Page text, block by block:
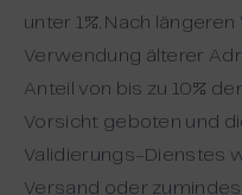
unter 1%. Nach
Verwendung älterer
Anteil von bis zu 10%
Vorsicht geboten und
Validierungs-Dienstes
Versand oder